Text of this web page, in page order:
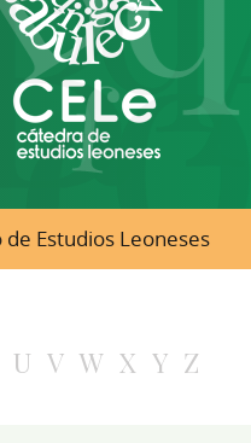
Estudios Leoneses
U V W X Y Z